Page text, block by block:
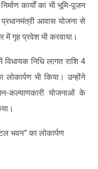
कार्यों का भी भूमि-पूजन
आवास योजना से
में गृह प्रवेश भी करवाया।
विधायक निधि लागत राशि 4
भी किया। उन्होंने
कल्याणकारी योजनाओं के
भवन” का लोकार्पण